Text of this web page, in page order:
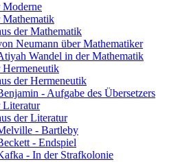
Moderne
Mathematik
der Mathematik
Neumann über Mathematiker
Wandel in der Mathematik
Hermeneutik
der Hermeneutik
- Aufgabe des Übersetzers
Literatur
der Literatur
- Bartleby
- Endspiel
- In der Strafkolonie